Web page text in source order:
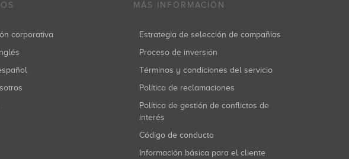
corporativa
MÁS INFORMACIÓN
Estrategia de selección de compañías
Proceso de inversión
Términos y condiciones del servicio
Política de reclamaciones
Política de gestión de conflictos de
interés
Código de conducta
Información básica para el cliente